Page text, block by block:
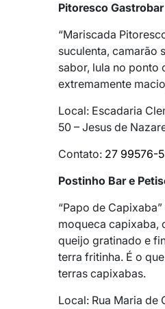
Pitoresco Gastrobar
“Mariscada
suculenta, camarão
sabor, lula no ponto
extremamente
Local: Escadaria
50 – Jesus de
Contato: 27 99576-
Postinho Bar e
“Papo de
moqueca capixaba,
queijo gratinado e
terra fritinha. É o
terras capixabas.
Local: Rua Maria de